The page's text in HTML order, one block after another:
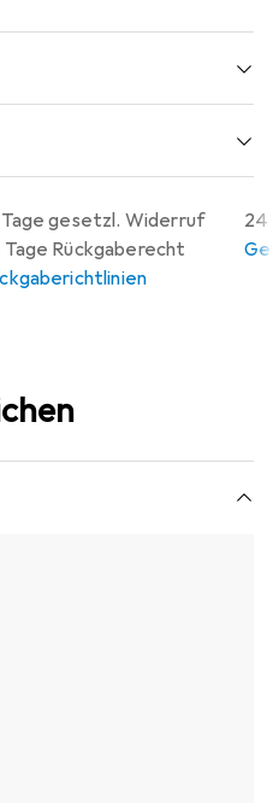
Ihre gelbe
Aussehen,
integrieren lässt.
Funktionalität als
Tage gesetzl. Widerruf
Tage Rückgaberecht
24